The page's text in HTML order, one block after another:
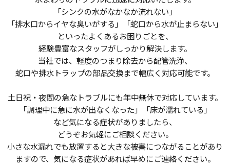
「シンクの水がなかなか流れない」
「排水口からイヤな臭いがする」「蛇口から水が止まらない」
といったよくあるお困りごとを、
経験豊富なスタッフがしっかり解決します。
当社では、軽度のつまり除去から配管洗浄、
蛇口や排水トラップの部品交換まで幅広く対応可能です。
土日祝・夜間の急なトラブルにも年中無休で対応しています。
「調理中に急に水が出なくなった」「床が濡れている」
など気になる症状がありましたら、
どうぞお気軽にご相談ください。
小さな水漏れでも放置すると大きな被害につながることがあり
ますので、気になる症状があれば早めにご連絡ください。